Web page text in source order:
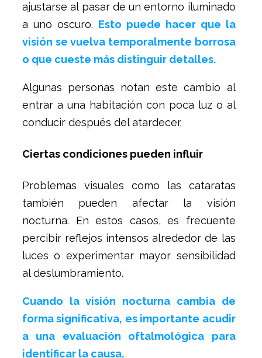
ajustarse al pasar de un entorno iluminado
a uno oscuro. Esto puede hacer que la
visión se vuelva temporalmente borrosa
o que cueste más distinguir detalles.
Algunas personas notan este cambio al
entrar a una habitación con poca luz o al
conducir después del atardecer.
Ciertas condiciones pueden influir
Problemas visuales como las cataratas
también pueden afectar la visión
nocturna. En estos casos, es frecuente
percibir reflejos intensos alrededor de las
luces o experimentar mayor sensibilidad
al deslumbramiento.
Cuando la visión nocturna cambia de
forma significativa, es importante acudir
a una evaluación oftalmológica para
identificar la causa.